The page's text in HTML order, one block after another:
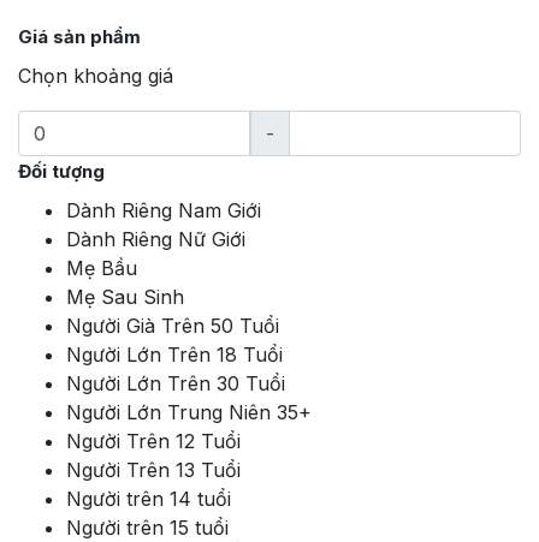
Giá sản phẩm
Chọn khoảng giá
-
Đối tượng
Dành Riêng Nam Giới
Dành Riêng Nữ Giới
Mẹ Bầu
Mẹ Sau Sinh
Người Già Trên 50 Tuổi
Người Lớn Trên 18 Tuổi
Người Lớn Trên 30 Tuổi
Người Lớn Trung Niên 35+
Người Trên 12 Tuổi
Người Trên 13 Tuổi
Người trên 14 tuổi
Người trên 15 tuổi